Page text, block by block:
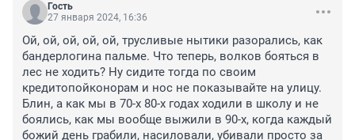
Гость
27 января 2024, 16:36
Ой, ой, ой, ой, ой, трусливые нытики разорались, как
бандерлогина пальме. Что теперь, волков бояться в
лес не ходить? Ну сидите тогда по своим
кредитопойконорам и нос не показывайте на улицу.
Блин, а как мы в 70-х 80-х годах ходили в школу и не
боялись, как мы вообще выжили в 90-х, когда каждый
божий день грабили, насиловали, убивали просто за